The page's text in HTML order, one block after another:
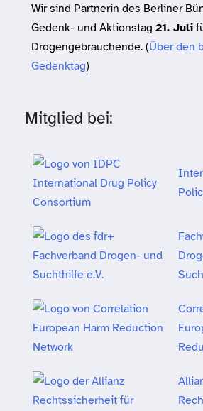
Wir sind Partnerin des Berliner
Gedenk- und Aktionstag 21. Juli
Drogengebrauchende. (Über den
Gedenktag)
Mitglied bei: